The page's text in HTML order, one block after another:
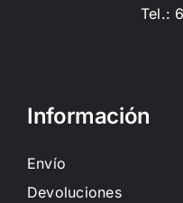
Tel.:
Información
Envío
Devoluciones